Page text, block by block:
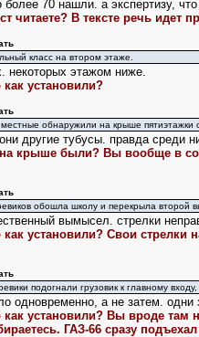
более 70 нашли. а экспертизу,
читаете? В тексте речь идет
класс на втором этаже.
некоторых этажом ниже.
как установили?
обнаружили на крыше пятиэтажки
другие тубусы. правда среди
крыше были? Вы вообще в
обошла школу и перекрыла второй
вымысел. стрелки
как установили? Свои стрелки
подогнали грузовик к главному
одновременно, а не затем. одни
как установили? Вы вроде там
ГАЗ-66 сразу